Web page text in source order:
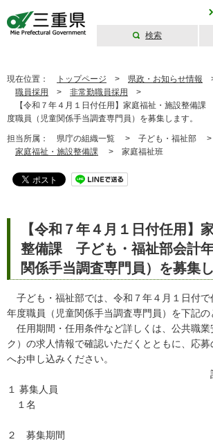
検索
現在位置： トップページ > 県政・お知らせ情報
職員採用
> 非常勤職員採用
>
【令和７年４月１日付任用】家庭福祉・施設整備課
度職員（児童関係手当調査専門員）を募集します。
担当所属： 県庁の組織一覧 > 子ども・福祉部 >
家庭福祉・施設整備課 > 家庭福祉班
【令和７年４月１日付任用】
整備課 子ども・福祉部会計
関係手当調査専門員）を募集し
子ども・福祉部では、令和７年４月１日付で
年度職員（児童関係手当調査専門員）を下記の
任用期間・任用条件など詳しくは、公共職業
ク）の求人情報で確認いただくとともに、応
へお申し込みください。
１ 募集人員
１名
２ 募集期間